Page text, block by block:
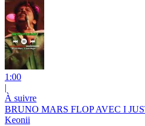
1:00
|
À suivre
BRUNO MARS FLOP AVEC I
Keonii